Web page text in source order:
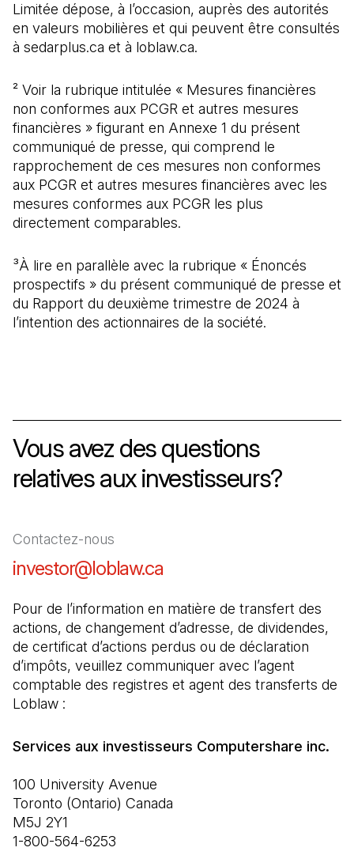
Limitée dépose, à l’occasion, auprès des autorités
en valeurs mobilières et qui peuvent être consultés
à sedarplus.ca et à loblaw.ca.
² Voir la rubrique intitulée « Mesures financières
non conformes aux PCGR et autres mesures
financières » figurant en Annexe 1 du présent
communiqué de presse, qui comprend le
rapprochement de ces mesures non conformes
aux PCGR et autres mesures financières avec les
mesures conformes aux PCGR les plus
directement comparables.
³À lire en parallèle avec la rubrique « Énoncés
prospectifs » du présent communiqué de presse et
du Rapport du deuxième trimestre de 2024 à
l’intention des actionnaires de la société.
Vous avez des questions
relatives aux investisseurs?
Contactez-nous
investor@loblaw.ca
Pour de l’information en matière de transfert des
actions, de changement d’adresse, de dividendes,
de certificat d’actions perdus ou de déclaration
d’impôts, veuillez communiquer avec l’agent
comptable des registres et agent des transferts de
Loblaw :
100 University Avenue
Toronto (Ontario) Canada
M5J 2Y1
1-800-564-6253